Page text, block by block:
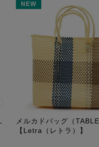
NEW
メルカドバッグ（
【Letra（レトラ）】